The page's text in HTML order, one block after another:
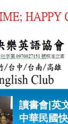
讀書會|英
中華民國